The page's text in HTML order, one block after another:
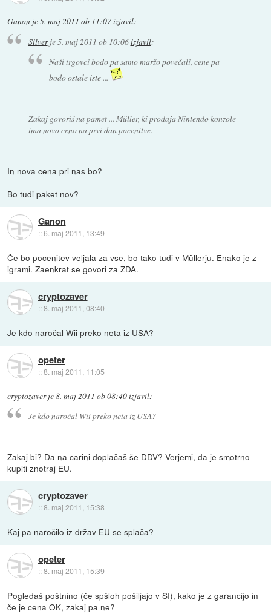
Ganon je5. maj 2011 ob 11:07izjavil:
Silverje5. maj 2011 ob 10:06izjavil:
Naši trgovci bodo pa samo maržo povečali, cene pa
bodo ostale iste ...
Zakaj govoriš na pamet ... Müller, ki prodaja Nintendo konzole
ima novo ceno na prvi dan pocenitve.
In nova cena pri nas bo?
Bo tudi paket nov?
Ganon
::6. maj 2011, 13:49
Če bo pocenitev veljala za vse, bo tako tudi v Müllerju. Enako je z
igrami. Zaenkrat se govori za ZDA.
cryptozaver
::8. maj 2011, 08:40
Je kdo naročal Wii preko neta iz USA?
opeter
::8. maj 2011, 11:05
cryptozaverje8. maj 2011 ob 08:40izjavil:
Je kdo naročal Wii preko neta iz USA?
Zakaj bi? Da na carini doplačaš še DDV? Verjemi, da je smotrno
kupiti znotraj EU.
cryptozaver
::8. maj 2011, 15:38
Kaj pa naročilo iz držav EU se splača?
opeter
::8. maj 2011, 15:39
Pogledaš poštnino (če spšloh pošiljajo v SI), kako je z garancijo in
če je cena OK, zakaj pa ne?